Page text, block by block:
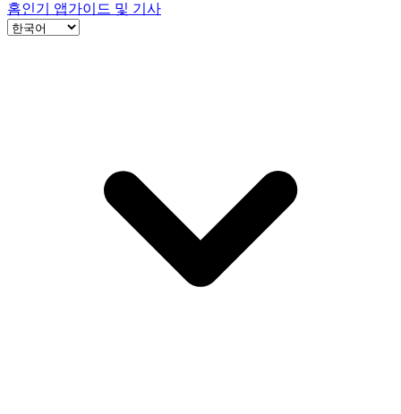
홈인기 앱가이드 및 기사